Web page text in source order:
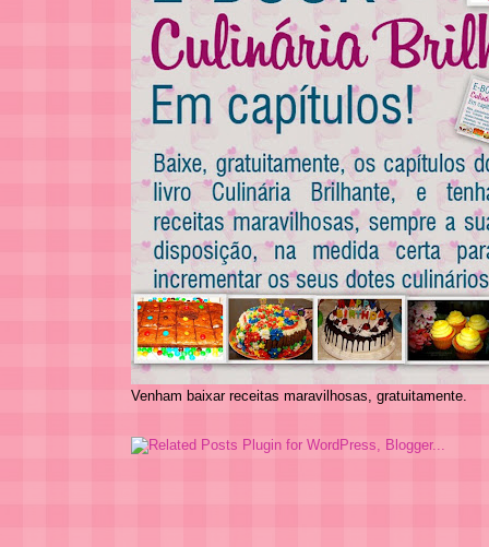
Venham baixar receitas maravilhosas, gratuitamente.